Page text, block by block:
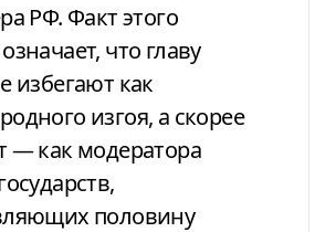
РФ. Факт этого
что главу
избегают как
изгоя, а скорее
— как модератора
половину